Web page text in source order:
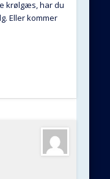
krølgæs, har du
Eller kommer